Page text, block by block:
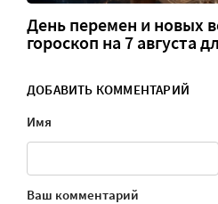
День перемен и новых
гороскоп на 7 августа
ДОБАВИТЬ КОММЕНТАРИЙ
Имя
Ваш комментарий